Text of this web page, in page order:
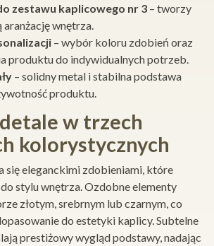
zestawu kaplicowego nr 3 – tworzy
aranżację wnętrza.
– wybór koloru zdobień oraz
produktu do indywidualnych potrzeb.
– solidny metal i stabilna podstawa
produktu.
w trzech
kolorystycznych
się eleganckimi zdobieniami, które
stylu wnętrza. Ozdobne elementy
złotym, srebrnym lub czarnym, co
do estetyki kaplicy. Subtelne
prestiżowy wygląd podstawy, nadając